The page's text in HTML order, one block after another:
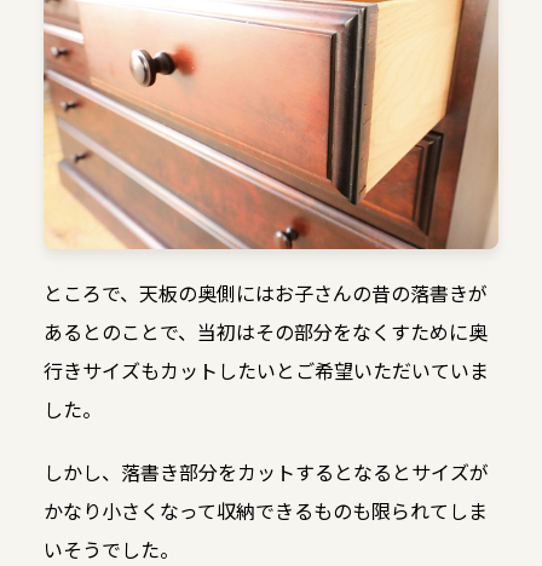
ところで、天板の奥側にはお子さんの昔の落書きが
あるとのことで、当初はその部分をなくすために奥
行きサイズもカットしたいとご希望いただいていま
した。
しかし、落書き部分をカットするとなるとサイズが
かなり小さくなって収納できるものも限られてしま
いそうでした。